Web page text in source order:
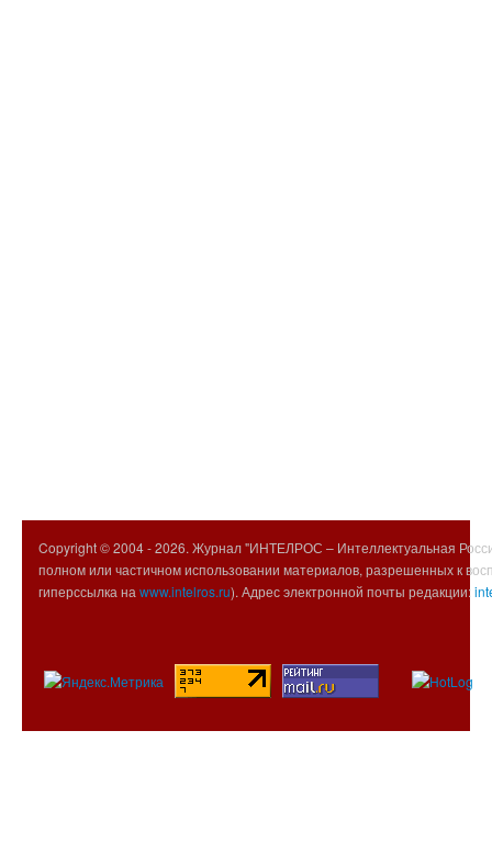
Copyright © 2004 -2026. Журнал "ИНТЕЛРОС – Интеллектуальная
полном или частичном использовании материалов, разрешенных к
гиперссылка на www.intelros.ru). Адрес электронной почты редакции: